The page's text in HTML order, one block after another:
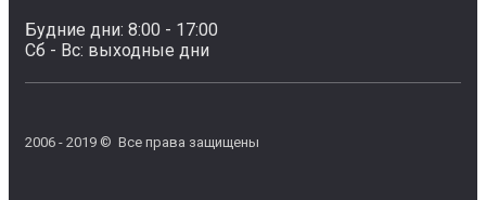
Будние дни: 8:00 - 17:00
Сб - Вс: выходные дни
2006 - 2019 © Все права защищены